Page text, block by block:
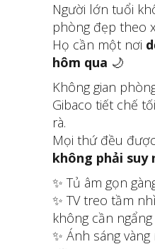
Người lớn tuổi
phòng đẹp theo
Họ cần một nơi
hôm qua 🌙
Không gian
Gibaco tiết chế
rà.
Mọi thứ đều
không phải suy
✨ Tủ âm gọn
✨ TV treo tầm
không cần
✨ Ánh sáng